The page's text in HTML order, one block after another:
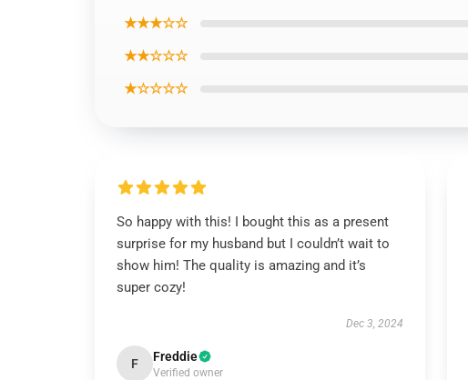
★★★☆☆
★★☆☆☆
★☆☆☆☆
So happy with this! I bought this as a present
surprise for my husband but I couldn’t wait to
show him! The quality is amazing and it’s
super cozy!
Dec 3, 2024
F Freddie
Verified owner